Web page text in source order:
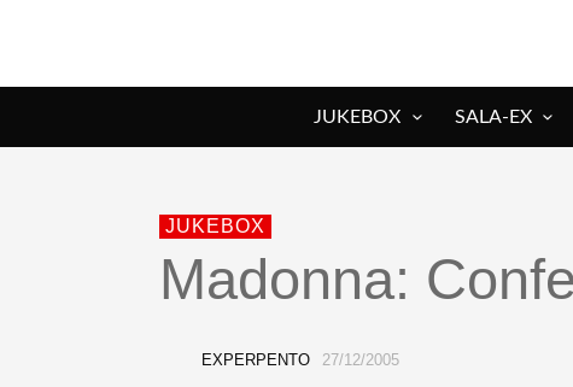
JUKEBOX SALA-EX
JUKEBOX
Madonna:
EXPERPENTO 27/12/2005